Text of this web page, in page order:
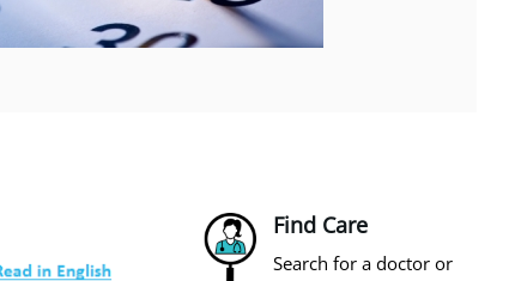
Find Care
Search for a doctor or